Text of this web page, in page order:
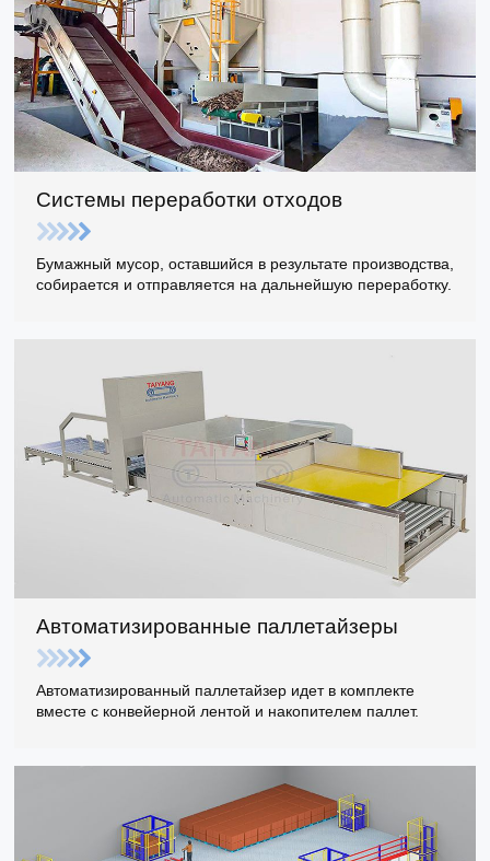
Системы переработки отходов
Бумажный мусор, оставшийся в результате производства,
собирается и отправляется на дальнейшую переработку.
Автоматизированные паллетайзеры
Автоматизированный паллетайзер идет в комплекте
вместе с конвейерной лентой и накопителем паллет.